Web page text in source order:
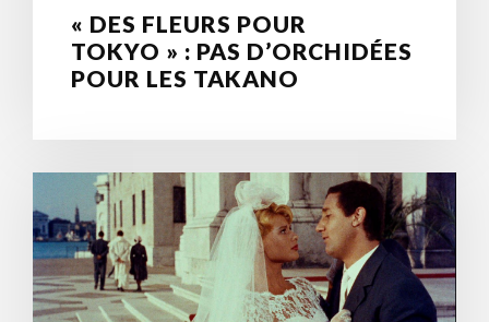
« DES FLEURS POUR
TOKYO » : PAS D’ORCHIDÉES
POUR LES TAKANO